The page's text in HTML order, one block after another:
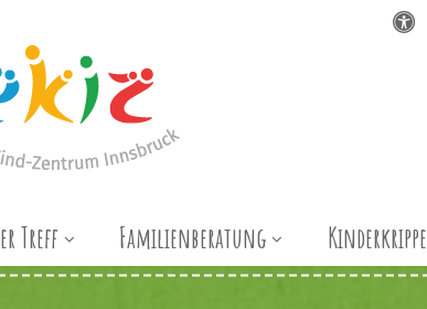
Treff Familienberatung Kinderkrippe